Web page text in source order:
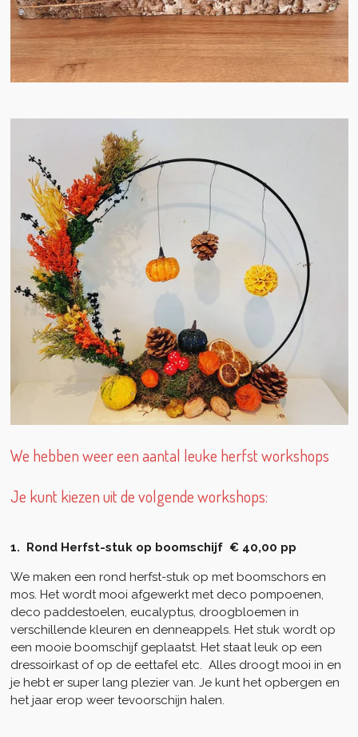
​We hebben weer een aantal leuke herfst workshops
Je kunt kiezen uit de volgende workshops:
1. Rond Herfst-stuk op boomschijf € 40,00 pp
We maken een rond herfst-stuk op met boomschors en
mos. Het wordt mooi afgewerkt met deco pompoenen,
deco paddestoelen, eucalyptus, droogbloemen in
verschillende kleuren en denneappels. Het stuk wordt op
een mooie boomschijf geplaatst. Het staat leuk op een
dressoirkast of op de eettafel etc. Alles droogt mooi in en
je hebt er super lang plezier van. Je kunt het opbergen en
het jaar erop weer tevoorschijn halen.